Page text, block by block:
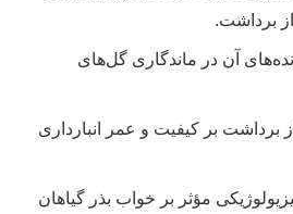
برداشت.
آن در ماندگاری گل‌های
برداشت بر کیفیت و عمر انبارداری
مؤثر بر خواب بذر گیاهان